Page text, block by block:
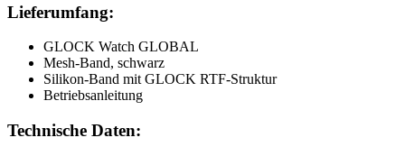
Lieferumfang:
GLOCK Watch GLOBAL
Mesh-Band, schwarz
Silikon-Band mit GLOCK RTF-Struktur
Betriebsanleitung
Technische Daten: